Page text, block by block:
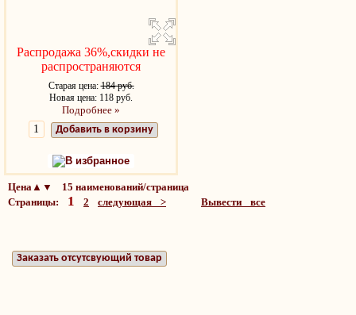
Распродажа 36%,скидки не
распространяются
Старая цена:184 руб.
Новая цена: 118 руб.
Подробнее »
Добавить в корзину
В избранное
Цена▲▼ 15 наименований/страница
Страницы: 1 2 следующая > Вывести все
Заказать отсутсвующий товар